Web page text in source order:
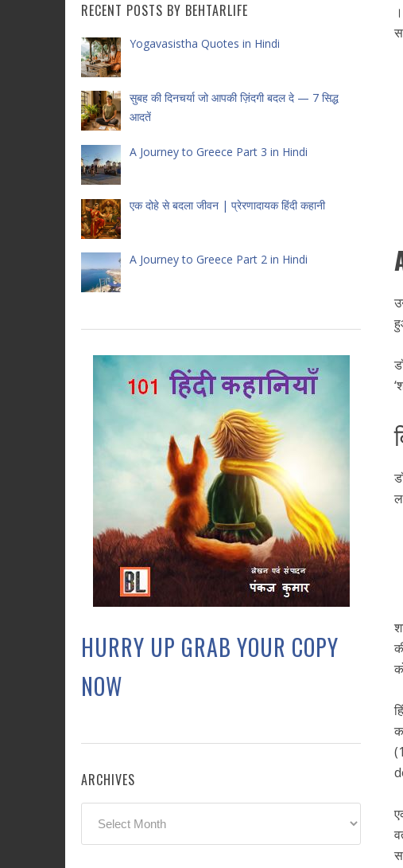
RECENT POSTS BY BEHTARLIFE
Yogavasistha Quotes in Hindi
सुबह की दिनचर्या जो आपकी ज़िंदगी बदल दे — 7 सिद्ध
आदतें
A Journey to Greece Part 3 in Hindi
एक दोहे से बदला जीवन | प्रेरणादायक हिंदी कहानी
A Journey to Greece Part 2 in Hindi
HURRY UP GRAB YOUR COPY
NOW
ARCHIVES